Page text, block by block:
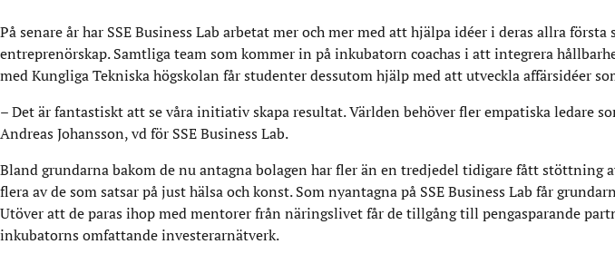
På senare år har SSE Business Lab arbetat mer och mer med att hjälpa idéer i deras allra
entreprenörskap. Samtliga team som kommer in på inkubatorn coachas i att integrera
med Kungliga Tekniska högskolan får studenter dessutom hjälp med att utveckla affärsidéer
– Det är fantastiskt att se våra initiativ skapa resultat. Världen behöver fler empatiska ledare
Andreas Johansson, vd för SSE Business Lab.
Bland grundarna bakom de nu antagna bolagen har fler än en tredjedel tidigare fått stöttning
flera av de som satsar på just hälsa och konst. Som nyantagna på SSE Business Lab får
Utöver att de paras ihop med mentorer från näringslivet får de tillgång till pengasparande
inkubatorns omfattande investerarnätverk.